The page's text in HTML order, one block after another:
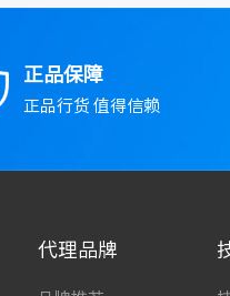
正品保障
正品行货 值得信赖
代理品牌